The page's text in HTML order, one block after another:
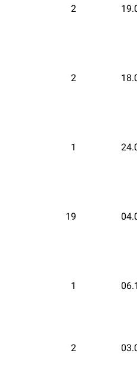
2
2
1
19
1
2